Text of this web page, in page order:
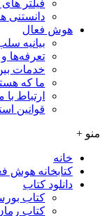
فیلتر
دانستنی
هوش فعال
بیانیه
تعرفه‌ها و
خدمات
ما که
ارتباط با
قوانین
منو +
خانه
کتابخانه هوش
دانلود کتاب
کتاب
کتاب